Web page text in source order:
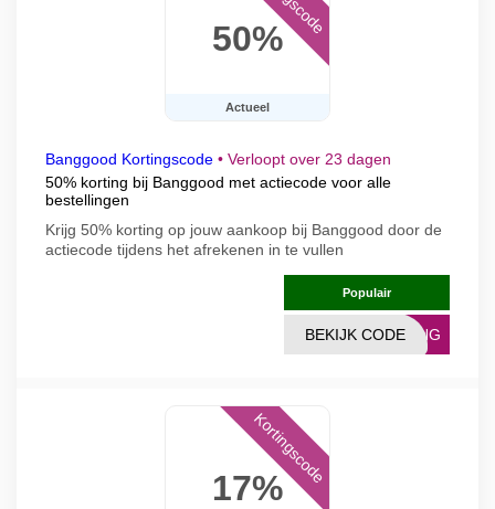
50%
Actueel
Banggood Kortingscode • Verloopt over 23 dagen
50% korting bij Banggood met actiecode voor alle
bestellingen
Krijg 50% korting op jouw aankoop bij Banggood door de
actiecode tijdens het afrekenen in te vullen
Populair
TING
BEKIJK CODE
17%
Kortingscode